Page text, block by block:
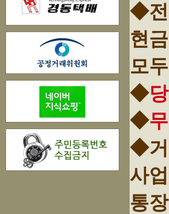
◆전
현
모
◆
◆
◆거
사
통